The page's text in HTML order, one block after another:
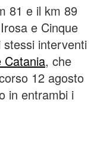
81 e il km 89
e Cinque
interventi
Catania, che
12 agosto
in entrambi i